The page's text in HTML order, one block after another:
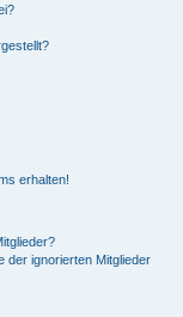
erhalten!
der ignorierten Mitglieder